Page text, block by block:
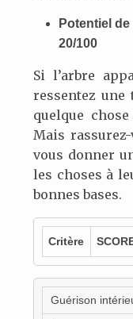
Potentiel
20/100
Si l’arbre
ressentez une
quelque
Mais
vous donner
les choses à
bonnes bases.
Critère
Guérison